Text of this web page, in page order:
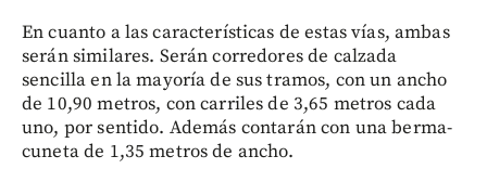
En cuanto a las características de estas vías, ambas
serán similares. Serán corredores de calzada
sencilla en la mayoría de sus tramos, con un ancho
de 10,90 metros, con carriles de 3,65 metros cada
uno, por sentido. Además contarán con una berma-
cuneta de 1,35 metros de ancho.